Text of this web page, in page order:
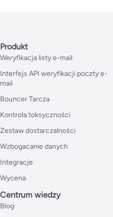
Produkt
Weryfikacja listy e-mail
Interfejs API weryfikacji poczty e-
mail
Bouncer Tarcza
Kontrola toksyczności
Zestaw dostarczalności
Wzbogacanie danych
Integracje
Wycena
Centrum wiedzy
Blog